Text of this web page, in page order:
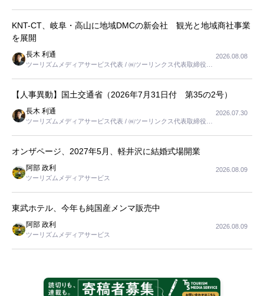
KNT-CT、岐阜・高山に地域DMCの新会社 観光と地域商社事業
を展開
長木 利通
ツーリズムメディアサービス代表 / ㈱ツーリンクス代表取締役社
2026.08.08
【人事異動】国土交通省（2026年7月31日付 第35の2号）
長木 利通
ツーリズムメディアサービス代表 / ㈱ツーリンクス代表取締役社
2026.07.30
オンザページ、2027年5月、軽井沢に結婚式場開業
阿部 政利
ツーリズムメディアサービス
2026.08.09
東武ホテル、今年も純国産メンマ販売中
阿部 政利
ツーリズムメディアサービス
2026.08.09